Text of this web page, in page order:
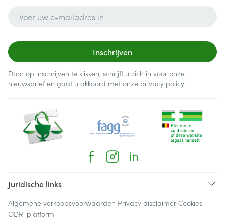
Inschrijven
Door op inschrijven te klikken, schrijft u zich in voor onze
nieuwsbrief en gaat u akkoord met onze privacy policy.
Juridische links
Algemene verkoopsvoorwaarden Privacy disclaimer Cookies
ODR-platform